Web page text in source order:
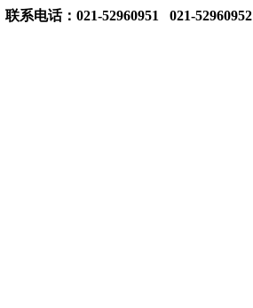
联系电话：021-52960951 021-52960952